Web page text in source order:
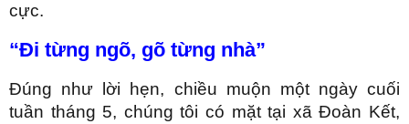
cực.
“Ði từng ngõ, gõ từng nhà”
Đúng như lời hẹn, chiều muộn một ngày cuối
tuần tháng 5, chúng tôi có mặt tại xã Đoàn Kết,